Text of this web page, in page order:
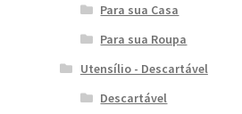
Para sua Casa
Para sua Roupa
Utensílio - Descartável
Descartável